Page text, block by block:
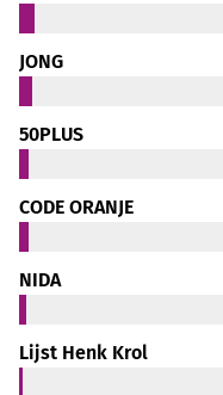
JONG
50PLUS
CODE ORANJE
NIDA
Lijst Henk Krol